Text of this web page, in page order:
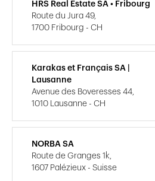
HRS Real Estate SA • Fribourg
Route du Jura 49,
1700 Fribourg - CH
Karakas et Français SA |
Lausanne
Avenue des Boveresses 44,
1010 Lausanne - CH
NORBA SA
Route de Granges 1k,
1607 Palézieux - Suisse